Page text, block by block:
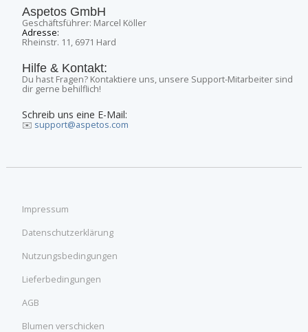
Aspetos GmbH
Geschäftsführer: Marcel Köller
Adresse:
Rheinstr. 11, 6971 Hard
Hilfe & Kontakt:
Du hast Fragen? Kontaktiere uns, unsere Support-Mitarbeiter sind
dir gerne behilflich!
Schreib uns eine E-Mail:
✉️ support@aspetos.com
Impressum
Datenschutzerklärung
Nutzungsbedingungen
Lieferbedingungen
AGB
Blumen verschicken